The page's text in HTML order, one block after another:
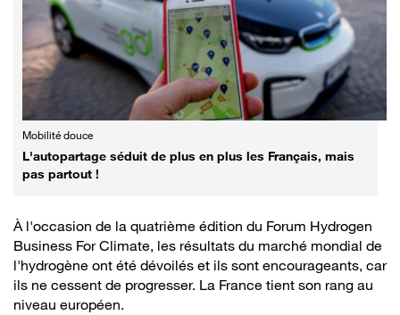
Mobilité douce
L'autopartage séduit de plus en plus les Français, mais
pas partout !
À l'occasion de la quatrième édition du Forum Hydrogen
Business For Climate, les résultats du marché mondial de
l'hydrogène ont été dévoilés et ils sont encourageants, car
ils ne cessent de progresser. La France tient son rang au
niveau européen.